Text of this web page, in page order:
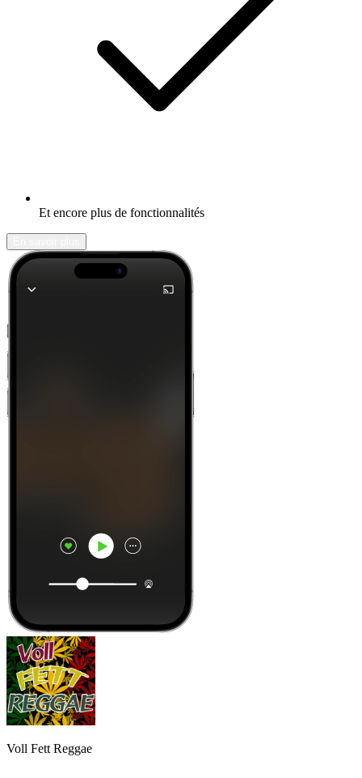
Et encore plus de fonctionnalités
Voll Fett Reggae